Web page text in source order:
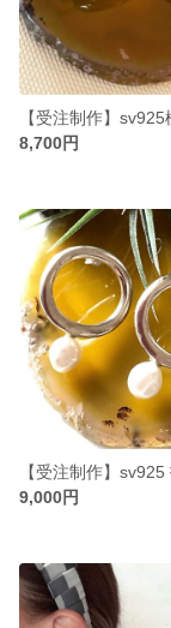
8,700円
9,000円